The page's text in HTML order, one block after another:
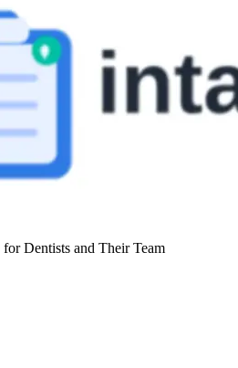
Dentists and Their Team